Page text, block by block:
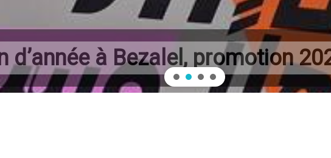
d’année à Bezalel, promotion